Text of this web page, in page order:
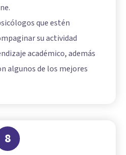
que estén
su actividad
académico, además
algunos de los mejores
8